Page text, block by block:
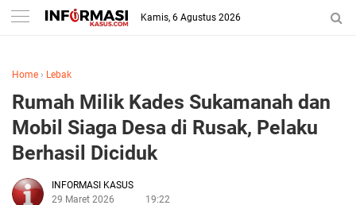
Kamis, 6 Agustus 2026
Home › Lebak
Rumah Milik Kades Sukamanah dan
Mobil Siaga Desa di Rusak, Pelaku
Berhasil Diciduk
INFORMASI KASUS
29 Maret 2026
19:22